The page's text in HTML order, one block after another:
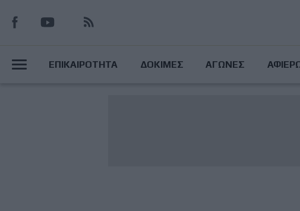
προς
κυρίως
MainΕΠΙΚΑΙΡΟΤΗΤΑ ΔΟΚΙΜΕΣ ΑΓΩΝΕΣ